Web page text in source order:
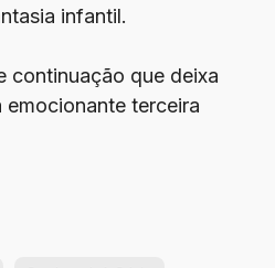
infantil.
continuação que deixa
emocionante terceira